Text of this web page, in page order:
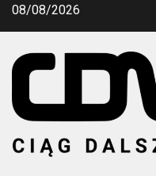
Przejdź
08/08/2026